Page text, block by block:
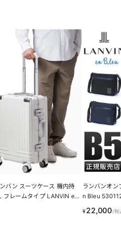
バン スーツケース 機内持
フレームタイプ LANVIN en
ランバンオ
n Bleu
¥22,000(税